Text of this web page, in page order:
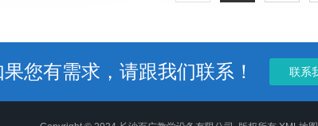
果您有需求，请跟我们联系！ 联系